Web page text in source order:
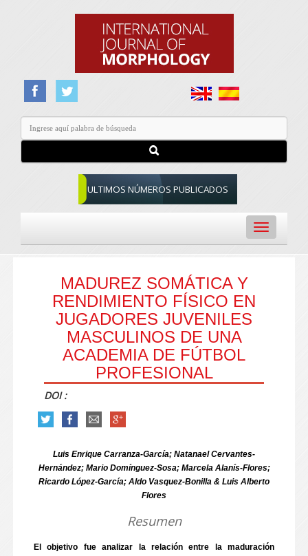
ULTIMOS NÚMEROS PUBLICADOS
Toggle
navigation
MADUREZ SOMÁTICA Y
RENDIMIENTO FÍSICO EN
JUGADORES JUVENILES
MASCULINOS DE UNA
ACADEMIA DE FÚTBOL
PROFESIONAL
DOI :
Luis Enrique Carranza-García; Natanael Cervantes-
Hernández; Mario Domínguez-Sosa; Marcela Alanís-Flores;
Ricardo López-García; Aldo Vasquez-Bonilla & Luis Alberto
Flores
Resumen
El objetivo fue analizar la relación entre la maduración